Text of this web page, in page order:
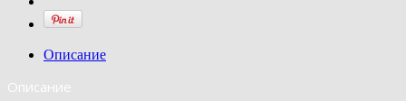
Описание
Описание